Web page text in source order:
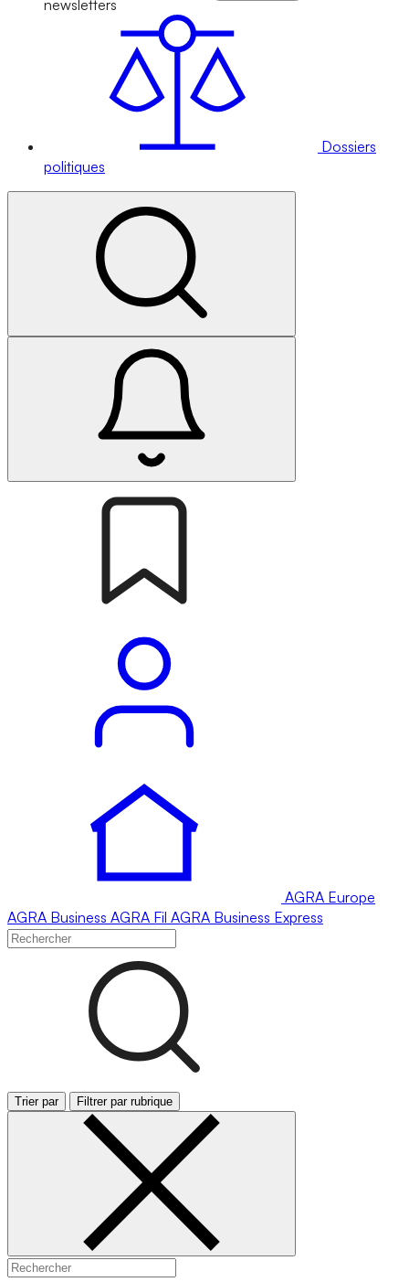
newsletters
Dossiers
politiques
AGRA Europe
AGRA Business AGRA Fil AGRA Business Express
Trier par Filtrer par rubrique